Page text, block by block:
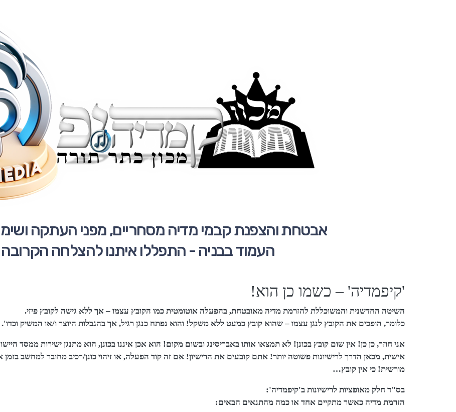
אבטחת והצפנת קבמי מדיה מסחריים, מפני העתקה
העמוד בבניה - התפללו איתנו להצלחה
'קיפמדיה' – כשמו כן הוא!
השיטה החדשנית והמשוכללת להזרמת מדיה מאובטחת, בהפעלה אוטומטית כמו הקובץ עצמו – אך ללא גישה לקובץ פיזי.
כלומר, הופכים את הקובץ לנגן עצמו – שהוא קובץ כמעט ללא משקל! והוא נפתח כנגן רגיל, אך בהגבלות היוצר ו/או המשיק וכדו'.
אני חוזר, כן כן! אין שום קובץ בכונן! לא תמצאו אותו באבריסינג ובשום מקום! הוא אכן איננו בכונן, הוא מתנגן ישירות ממסד
אישית, מכאן הדרך לרישיונות פשוטה יותר! אתם קובעים את הרישיון! אם זה קוד הפעלה, או זיהוי כונן/רכיב מחובר למחשב
מורשית! כי אין קובץ…
בס"ד חלק מאופציות לרישיונות ב'קיפמדיה':
הזרמת מדיה כאשר מתקיים אחד או כמה מהתנאים הבאים: